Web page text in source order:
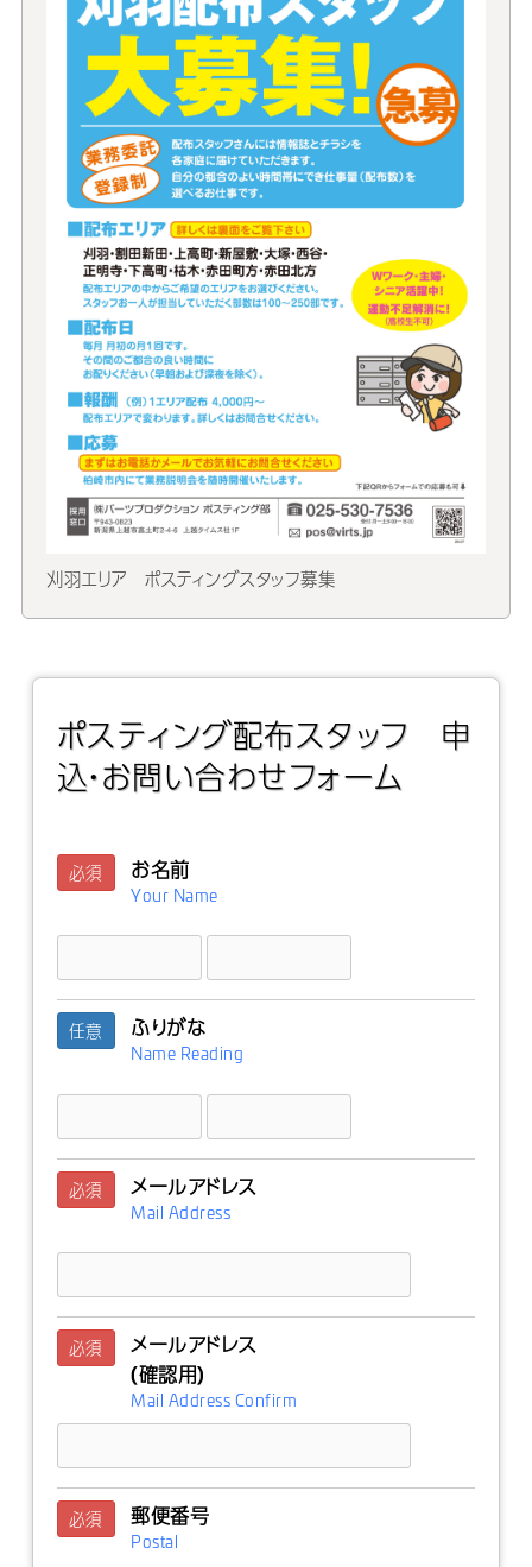
刈羽エリア ポスティングスタッフ募集
ポスティング配布スタッフ 申
込・お問い合わせフォーム
必須 お名前
Your Name
任意 ふりがな
Name Reading
必須 メールアドレス
Mail Address
必須
メールアドレス
(確認用)
Mail Address Confirm
必須 郵便番号
Postal